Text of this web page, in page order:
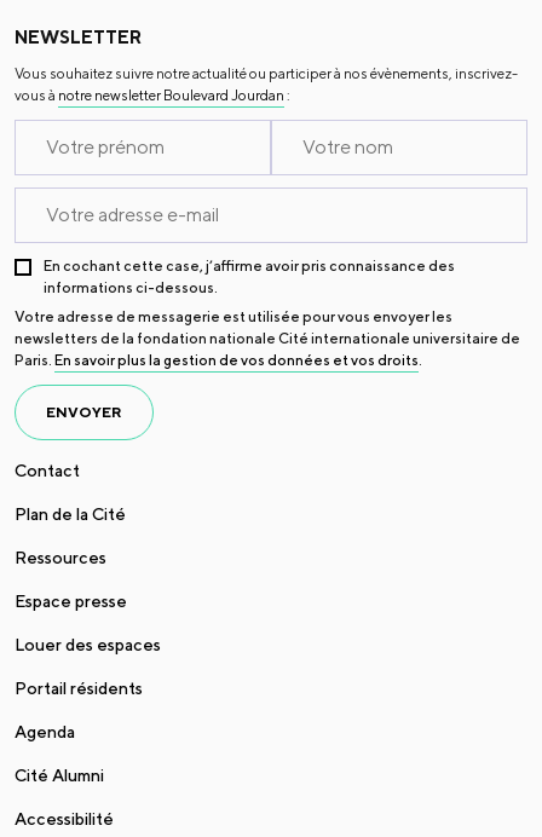
NEWSLETTER
Vous souhaitez suivre notre actualité ou participer à nos évènements, inscrivez-
vous à notre newsletter Boulevard Jourdan :
En cochant cette case, j’affirme avoir pris connaissance des
informations ci-dessous.
Votre adresse de messagerie est utilisée pour vous envoyer les
newsletters de la fondation nationale Cité internationale universitaire de
Paris. En savoir plus la gestion de vos données et vos droits.
ENVOYER
Contact
Plan de la Cité
Ressources
Espace presse
Louer des espaces
Portail résidents
Agenda
Cité Alumni
Accessibilité